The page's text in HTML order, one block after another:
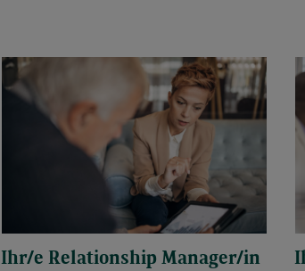
Ihr/e Relationship Manager/in